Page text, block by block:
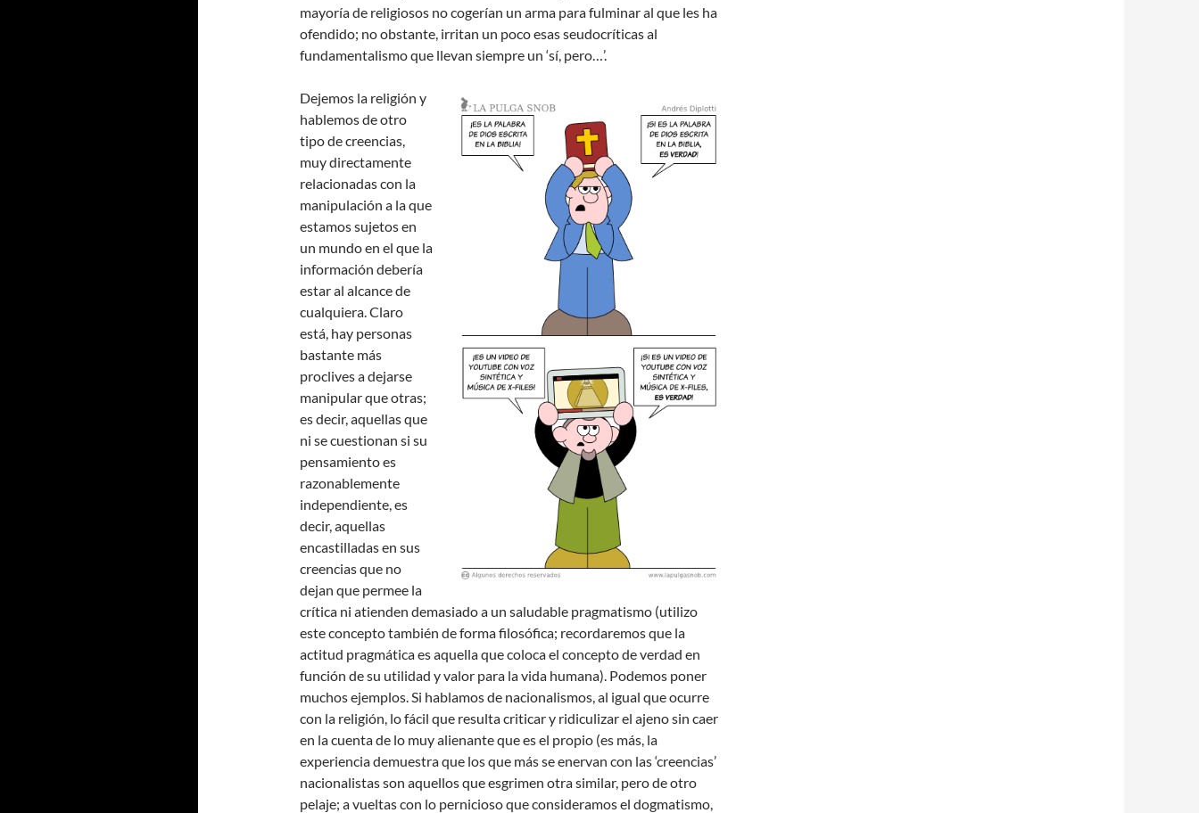
mayoría de religiosos no cogerían un arma para fulminar al que les ha
ofendido; no obstante, irritan un poco esas seudocríticas al
fundamentalismo que llevan siempre un ‘sí, pero…’.
Dejemos la religión y
hablemos de otro
tipo de creencias,
muy directamente
relacionadas con la
manipulación a la que
estamos sujetos en
un mundo en el que la
información debería
estar al alcance de
cualquiera. Claro
está, hay personas
bastante más
proclives a dejarse
manipular que otras;
es decir, aquellas que
ni se cuestionan si su
pensamiento es
razonablemente
independiente, es
decir, aquellas
encastilladas en sus
creencias que no
dejan que permee la
crítica ni atienden demasiado a un saludable pragmatismo (utilizo
este concepto también de forma filosófica; recordaremos que la
actitud pragmática es aquella que coloca el concepto de verdad en
función de su utilidad y valor para la vida humana). Podemos poner
muchos ejemplos. Si hablamos de nacionalismos, al igual que ocurre
con la religión, lo fácil que resulta criticar y ridiculizar el ajeno sin caer
en la cuenta de lo muy alienante que es el propio (es más, la
experiencia demuestra que los que más se enervan con las ‘creencias’
nacionalistas son aquellos que esgrimen otra similar, pero de otro
pelaje; a vueltas con lo pernicioso que consideramos el dogmatismo,